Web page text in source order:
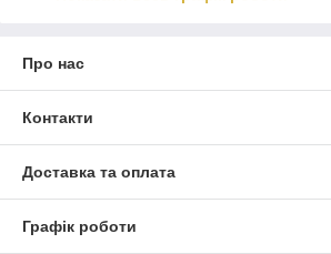
Про нас
Контакти
Доставка та оплата
Графік роботи